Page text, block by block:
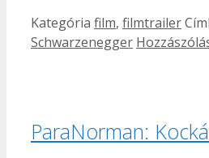
Kategória film, filmtrailer
Schwarzenegger
ParaNorman: